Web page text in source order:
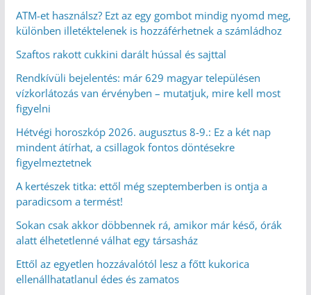
ATM-et használsz? Ezt az egy gombot mindig nyomd meg,
különben illetéktelenek is hozzáférhetnek a számládhoz
Szaftos rakott cukkini darált hússal és sajttal
Rendkívüli bejelentés: már 629 magyar településen
vízkorlátozás van érvényben – mutatjuk, mire kell most
figyelni
Hétvégi horoszkóp 2026. augusztus 8-9.: Ez a két nap
mindent átírhat, a csillagok fontos döntésekre
figyelmeztetnek
A kertészek titka: ettől még szeptemberben is ontja a
paradicsom a termést!
Sokan csak akkor döbbennek rá, amikor már késő, órák
alatt élhetetlenné válhat egy társasház
Ettől az egyetlen hozzávalótól lesz a főtt kukorica
ellenállhatatlanul édes és zamatos